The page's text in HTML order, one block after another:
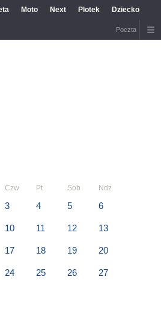
Moto Next Plotek Dziecko
Poczta
Czw Pt Sob Ndz
3 4 5 6
10 11 12 13
17 18 19 20
24 25 26 27